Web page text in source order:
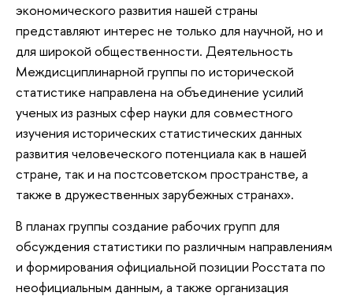
экономического развития нашей страны
представляют интерес не только для научной, но и
для широкой общественности. Деятельность
Междисциплинарной группы по исторической
статистике направлена на объединение усилий
ученых из разных сфер науки для совместного
изучения исторических статистических данных
развития человеческого потенциала как в нашей
стране, так и на постсоветском пространстве, а
также в дружественных зарубежных странах».
В планах группы создание рабочих групп для
обсуждения статистики по различным направлениям
и формирования официальной позиции Росстата по
неофициальным данным, а также организация